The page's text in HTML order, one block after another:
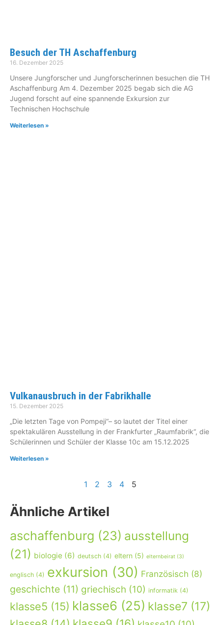
Besuch der TH Aschaffenburg
16. Dezember 2025
Unsere Jungforscher und Jungforscherinnen besuchen die TH
Aschaffenburg Am 4. Dezember 2025 begab sich die AG
Jugend forscht auf eine spannende Exkursion zur
Technischen Hochschule
Weiterlesen »
Vulkanausbruch in der Fabrikhalle
15. Dezember 2025
„Die letzten Tage von Pompeji“– so lautet der Titel einer
spektakulären Ausstellung in der Frankfurter „Raumfabrik“, die
Schülerinnen und Schüler der Klasse 10c am 15.12.2025
Weiterlesen »
1 2 3 4 5
Ähnliche Artikel
aschaffenburg (23) ausstellung
(21) biologie (6) deutsch (4) eltern (5) elternbeirat (3)
englisch (4) exkursion (30) Französisch (8)
geschichte (11) griechisch (10) informatik (4)
klasse5 (15) klasse6 (25) klasse7 (17)